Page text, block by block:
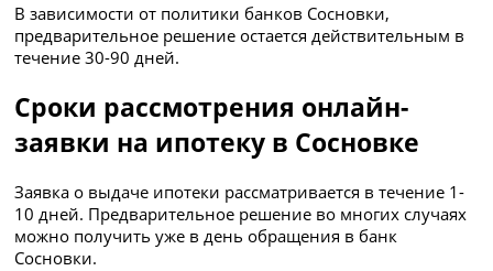
В зависимости от политики банков Сосновки,
предварительное решение остается действительным в
течение 30-90 дней.
Сроки рассмотрения онлайн-
заявки на ипотеку в Сосновке
Заявка о выдаче ипотеки рассматривается в течение 1-
10 дней. Предварительное решение во многих случаях
можно получить уже в день обращения в банк
Сосновки.